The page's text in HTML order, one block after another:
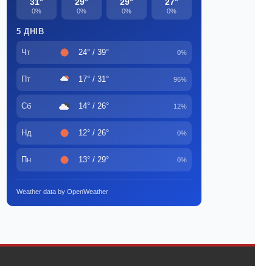
0% 0% 0% 0%
5 ДНІВ
Чт 24° / 39° 0%
Пт 17° / 31° 96%
Сб 14° / 26° 12%
Нд 12° / 26° 0%
Пн 13° / 29° 0%
Weather data by OpenWeather